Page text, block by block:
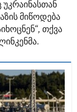
მიწოდება
თქვა